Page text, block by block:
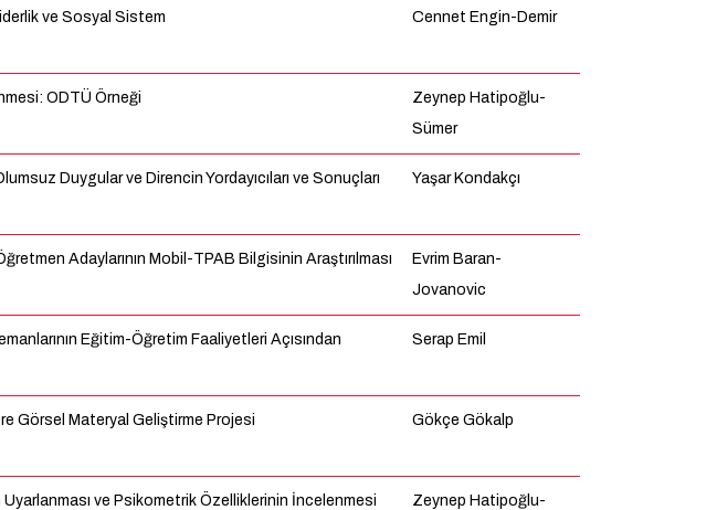
ve Sosyal Sistem Cennet Engin-Demir
ODTÜ Örneği
Zeynep Hatipoğlu-
Sümer
Duygular ve Direncin Yordayıcıları ve Sonuçları Yaşar Kondakçı
Adaylarının Mobil-TPAB Bilgisinin Araştırılması
Evrim Baran-
Jovanovic
Eğitim-Öğretim Faaliyetleri Açısından
Serap Emil
Görsel Materyal Geliştirme Projesi Gökçe Gökalp
ve Psikometrik Özelliklerinin İncelenmesi
Zeynep Hatipoğlu-